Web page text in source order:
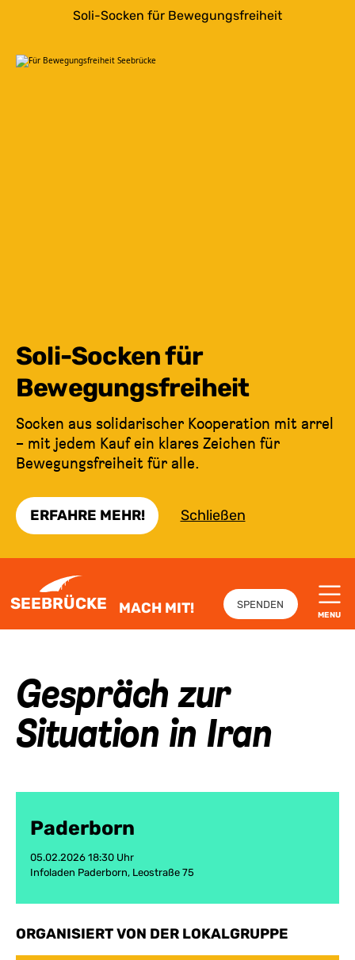
Soli-Socken für Bewegungsfreiheit
Soli-Socken für
Bewegungsfreiheit
Socken aus solidarischer Kooperation mit arrel
– mit jedem Kauf ein klares Zeichen für
Bewegungsfreiheit für alle.
ERFAHRE MEHR! Schließen
SEEBRÜCKE MACH MIT! SPENDEN
MENU
Gespräch zur
Situation in Iran
Paderborn
05.02.2026 18:30 Uhr
Infoladen Paderborn, Leostraße 75
ORGANISIERT VON DER LOKALGRUPPE